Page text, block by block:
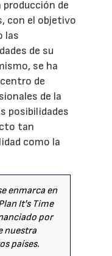
de
con el objetivo
las
de su
se ha
de
de la
posibilidades
tan
como la
enmarca en
It's Time
por
nuestra
países.